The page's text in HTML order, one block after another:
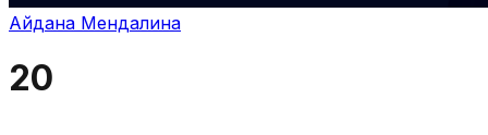
Айдана Мендалина
20